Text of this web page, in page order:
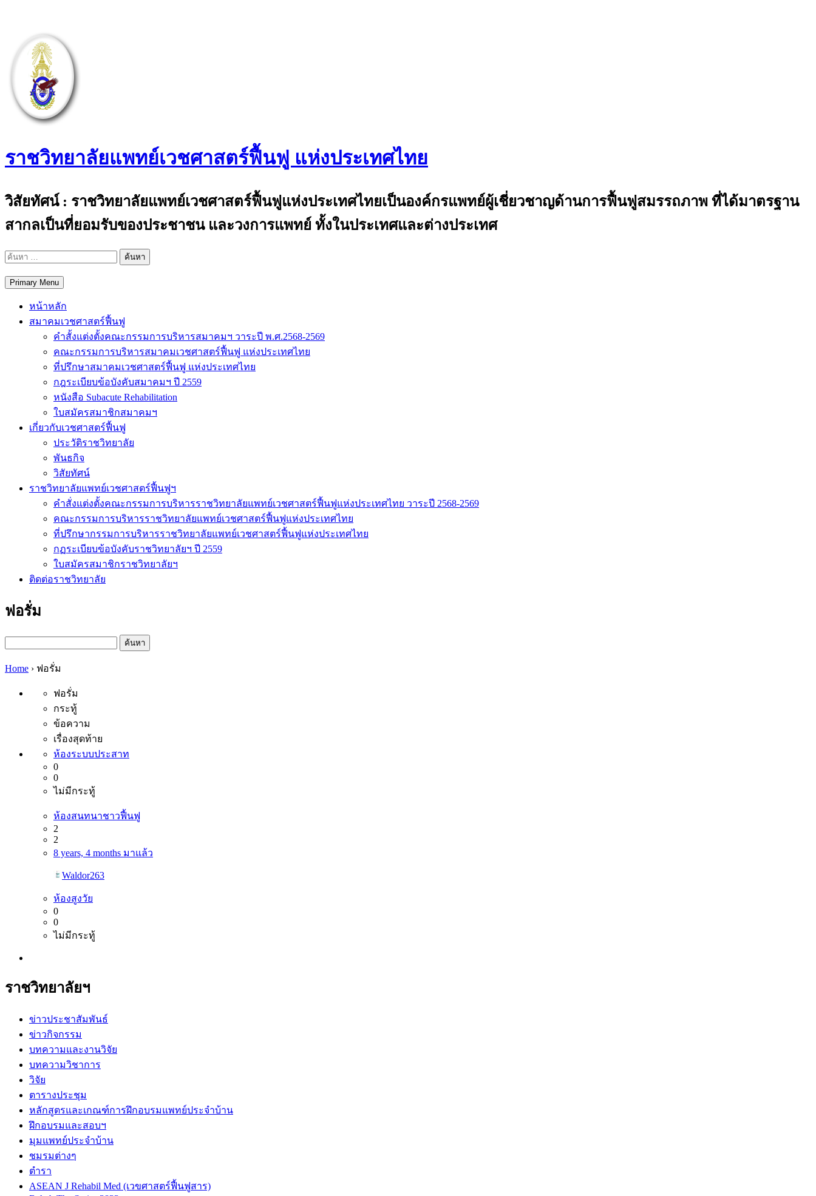
ราชวิทยาลัยแพทย์เวชศาสตร์ฟื้นฟู แห่งประเทศไทย
วิสัยทัศน์ : ราชวิทยาลัยแพทย์เวชศาสตร์ฟื้นฟูแห่งประเทศไทยเป็นองค์กรแพทย์ผู้เชี่ยวชาญด้านการฟื้นฟูสมรรถภาพ ที่ได้มาตรฐาน
สากลเป็นที่ยอมรับของประชาชน และวงการแพทย์ ทั้งในประเทศและต่างประเทศ
ค้นหา
Primary Menu
หน้าหลัก
สมาคมเวชศาสตร์ฟื้นฟู
คำสั้งแต่งตั้งคณะกรรมการบริหารสมาคมฯ วาระปี พ.ศ.2568-2569
คณะกรรมการบริหารสมาคมเวชศาสตร์ฟื้นฟู แห่งประเทศไทย
ที่ปรึกษาสมาคมเวชศาสตร์ฟื้นฟู แห่งประเทศไทย
กฎระเบียบข้อบังคับสมาคมฯ ปี 2559
หนังสือ Subacute Rehabilitation
ใบสมัครสมาชิกสมาคมฯ
เกี่ยวกับเวชศาสตร์ฟื้นฟู
ประวัติราชวิทยาลัย
พันธกิจ
วิสัยทัศน์
ราชวิทยาลัยแพทย์เวชศาสตร์ฟื้นฟูฯ
คำสั่งแต่งตั้งคณะกรรมการบริหารราชวิทยาลัยแพทย์เวชศาสตร์ฟื้นฟูแห่งประเทศไทย วาระปี 2568-2569
คณะกรรมการบริหารราชวิทยาลัยแพทย์เวชศาสตร์ฟื้นฟูแห่งประเทศไทย
ที่ปรึกษากรรมการบริหารราชวิทยาลัยแพทย์เวชศาสตร์ฟื้นฟูแห่งประเทศไทย
กฏระเบียบข้อบังคับราชวิทยาลัยฯ ปี 2559
ใบสมัครสมาชิกราชวิทยาลัยฯ
ติดต่อราชวิทยาลัย
ฟอรั่ม
Home › ฟอรั่ม
ฟอรั่ม
กระทู้
ข้อความ
เรื่องสุดท้าย
ห้องระบบประสาท
0
0
ไม่มีกระทู้
ห้องสนทนาชาวฟื้นฟู
2
2
8 years, 4 months มาแล้ว
Waldor263
ห้องสูงวัย
0
0
ไม่มีกระทู้
ราชวิทยาลัยฯ
ข่าวประชาสัมพันธ์
ข่าวกิจกรรม
บทความและงานวิจัย
บทความวิชาการ
วิจัย
ตารางประชุม
หลักสูตรและเกณฑ์การฝึกอบรมแพทย์ประจำบ้าน
ฝึกอบรมและสอบฯ
มุมแพทย์ประจำบ้าน
ชมรมต่างๆ
ตำรา
ASEAN J Rehabil Med (เวขศาสตร์ฟื้นฟูสาร)